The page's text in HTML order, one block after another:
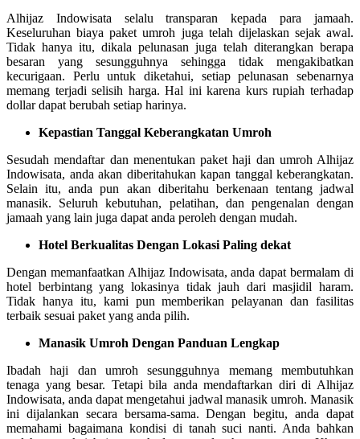
Alhijaz Indowisata selalu transparan kepada para jamaah.
Keseluruhan biaya paket umroh juga telah dijelaskan sejak awal.
Tidak hanya itu, dikala pelunasan juga telah diterangkan berapa
besaran yang sesungguhnya sehingga tidak mengakibatkan
kecurigaan. Perlu untuk diketahui, setiap pelunasan sebenarnya
memang terjadi selisih harga. Hal ini karena kurs rupiah terhadap
dollar dapat berubah setiap harinya.
Kepastian Tanggal Keberangkatan Umroh
Sesudah mendaftar dan menentukan paket haji dan umroh Alhijaz
Indowisata, anda akan diberitahukan kapan tanggal keberangkatan.
Selain itu, anda pun akan diberitahu berkenaan tentang jadwal
manasik. Seluruh kebutuhan, pelatihan, dan pengenalan dengan
jamaah yang lain juga dapat anda peroleh dengan mudah.
Hotel Berkualitas Dengan Lokasi Paling dekat
Dengan memanfaatkan Alhijaz Indowisata, anda dapat bermalam di
hotel berbintang yang lokasinya tidak jauh dari masjidil haram.
Tidak hanya itu, kami pun memberikan pelayanan dan fasilitas
terbaik sesuai paket yang anda pilih.
Manasik Umroh Dengan Panduan Lengkap
Ibadah haji dan umroh sesungguhnya memang membutuhkan
tenaga yang besar. Tetapi bila anda mendaftarkan diri di Alhijaz
Indowisata, anda dapat mengetahui jadwal manasik umroh. Manasik
ini dijalankan secara bersama-sama. Dengan begitu, anda dapat
memahami bagaimana kondisi di tanah suci nanti. Anda bahkan